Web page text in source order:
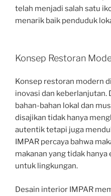
telah menjadi salah satu
menarik baik penduduk
Konsep Restoran
Konsep restoran modern
inovasi dan keberlanjutan.
bahan-bahan lokal dan
disajikan tidak hanya
autentik tetapi juga
IMPAR percaya bahwa
makanan yang tidak
untuk lingkungan.
Desain interior IMPAR